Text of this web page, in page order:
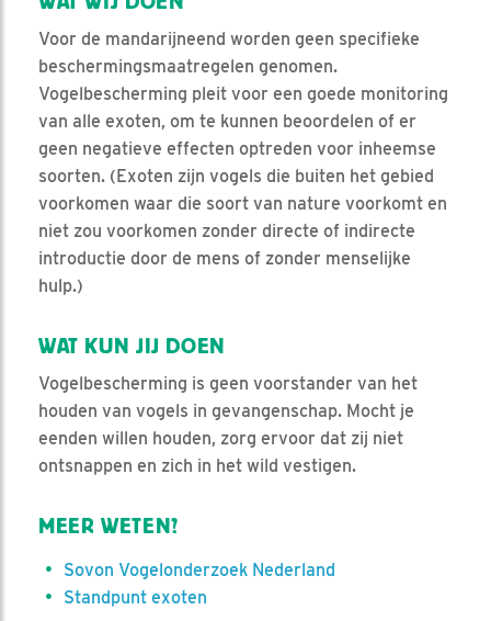
Voor de mandarijneend worden geen specifieke
beschermingsmaatregelen genomen.
Vogelbescherming pleit voor een goede monitoring
van alle exoten, om te kunnen beoordelen of er
geen negatieve effecten optreden voor inheemse
soorten. (Exoten zijn vogels die buiten het gebied
voorkomen waar die soort van nature voorkomt en
niet zou voorkomen zonder directe of indirecte
introductie door de mens of zonder menselijke
hulp.)
WAT KUN JIJ DOEN
Vogelbescherming is geen voorstander van het
houden van vogels in gevangenschap. Mocht je
eenden willen houden, zorg ervoor dat zij niet
ontsnappen en zich in het wild vestigen.
MEER WETEN?
Sovon Vogelonderzoek Nederland
Standpunt exoten